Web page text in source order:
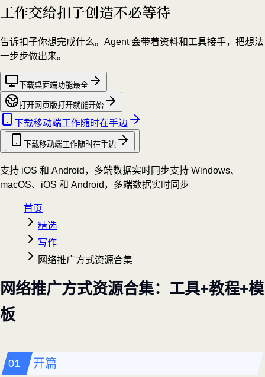
工作交给扣子创造不必等待
告诉扣子你想完成什么。Agent 会带着资料和工具接手，把想法
一步步做出来。
下载桌面端功能最全
打开网页版打开就能开始
下载移动端工作随时在手边
下载移动端工作随时在手边
支持 iOS 和 Android，多端数据实时同步支持 Windows、
macOS、iOS 和 Android，多端数据实时同步
首页
精选
写作
网络推广方式资源合集
网络推广方式资源合集：工具+教程+模
板
开篇